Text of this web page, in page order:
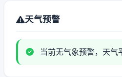
天气预警
当前无气象预警，天气